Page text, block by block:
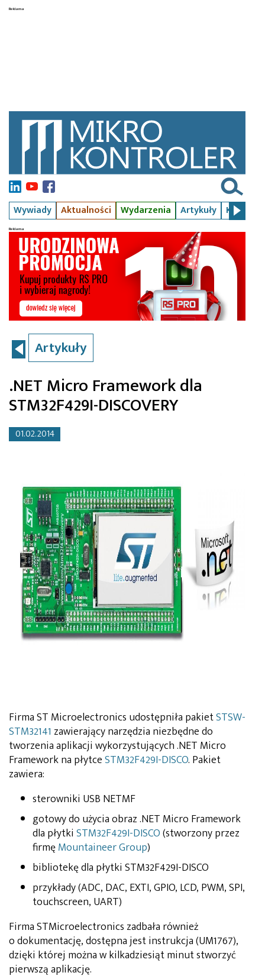
Wywiady Aktualności Wydarzenia Artykuły Kursy
Artykuły
.NET Micro Framework dla
STM32F429I-DISCOVERY
01.02.2014
Firma ST Microelectronics udostępniła pakietSTSW-
STM32141 zawierający narzędzia niezbędne do
tworzenia aplikacji wykorzystujących .NET Micro
Framework na płytceSTM32F429I-DISCO. Pakiet
zawiera:
sterowniki USB NETMF
gotowy do użycia obraz .NET Micro Framework
dla płytki STM32F429I-DISCO(stworzony przez
firmęMountaineer Group)
bibliotekę dla płytki STM32F429I-DISCO
przykłady (ADC, DAC, EXTI, GPIO, LCD, PWM, SPI,
touchscreen, UART)
Firma STMicroelectronics zadbała również
o dokumentację, dostępna jest instrukcja (UM1767),
dzięki której można w kilkadziesiąt minut stworzyć
pierwszą aplikację.